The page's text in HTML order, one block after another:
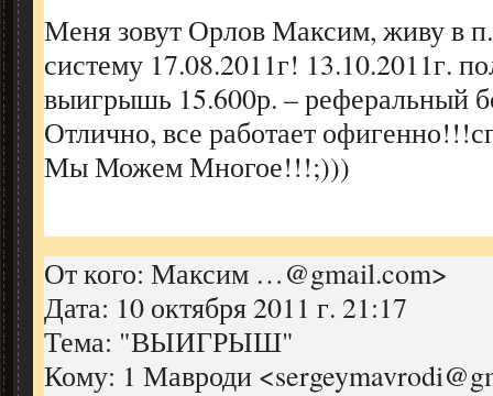
Меня зовут Орлов Максим, живу в
систему 17.08.2011г! 13.10.2011г.
выигрышь 15.600р. – реферальный
Отлично, все работает
Мы Можем Многое!!!;)))
От кого: Максим …@gmail.com>
Дата: 10 октября 2011 г. 21:17
Тема: "ВЫИГРЫШ"
Кому: 1 Мавроди